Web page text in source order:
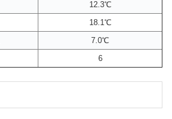
12.3℃
18.1℃
7.0℃
6